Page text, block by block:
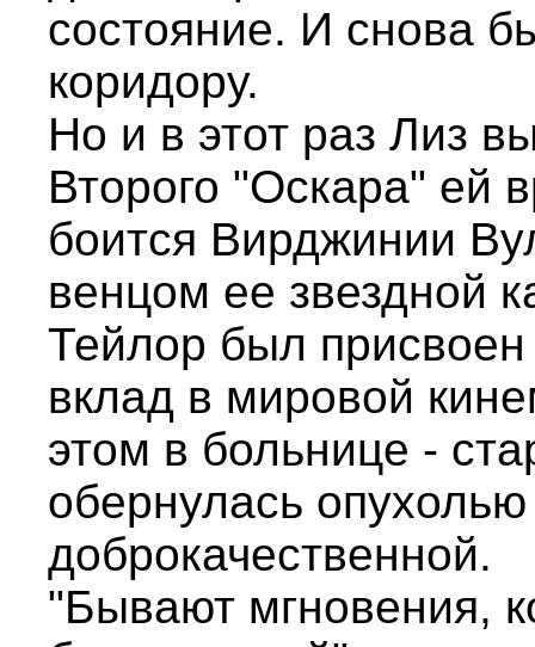
состояние. И снова
коридору.
Но и в этот раз Лиз
Второго "Оскара" ей
боится Вирджинии
венцом ее звездной
Тейлор был
вклад в мировой
этом в больнице -
обернулась
доброкачественной.
"Бывают мгновения,